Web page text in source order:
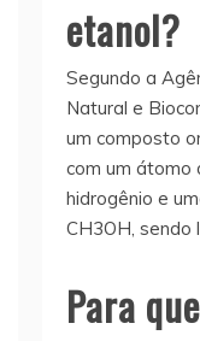
etanol?
Segundo a
Natural e
um composto
com um átomo
hidrogênio e
CH3OH,
Para